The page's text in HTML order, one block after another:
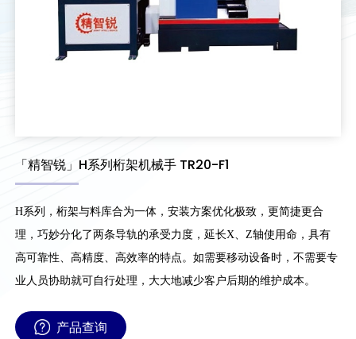
「精智锐」H系列桁架机械手 TR20-F1
H系列，桁架与料库合为一体，安装方案优化极致，更简捷更合
理，巧妙分化了两条导轨的承受力度，延长X、Z轴使用命，具有
高可靠性、高精度、高效率的特点。如需要移动设备时，不需要专
业人员协助就可自行处理，大大地减少客户后期的维护成本。
产品查询